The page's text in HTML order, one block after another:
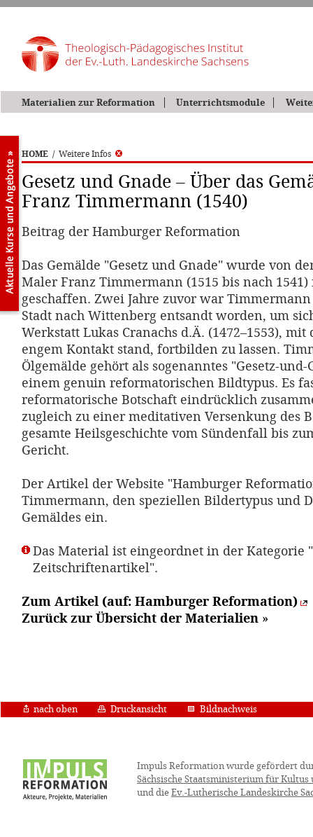
Materialien zur Reformation Unterrichtsmodule
HOME / Weitere Infos
Gesetz und Gnade – Über das
Franz Timmermann (1540)
Beitrag der Hamburger Reformation
Das Gemälde "Gesetz und Gnade" wurde von
Maler Franz Timmermann (1515 bis nach 1541)
geschaffen. Zwei Jahre zuvor war
Stadt nach Wittenberg entsandt worden, um
Werkstatt Lukas Cranachs d.Ä. (1472–1553),
engem Kontakt stand, fortbilden zu lassen.
Ölgemälde gehört als sogenanntes "Gesetz-
einem genuin reformatorischen Bildtypus. Es
reformatorische Botschaft eindrücklich
zugleich zu einer meditativen Versenkung des
gesamte Heilsgeschichte vom Sündenfall bis
Gericht.
Der Artikel der Website "Hamburger
Timmermann, den speziellen Bildertypus und
Gemäldes ein.
Das Material ist eingeordnet in der Kategorie
Zeitschriftenartikel".
Zum Artikel (auf: Hamburger Reformation)
Zurück zur Übersicht der Materialien »
nach oben Druckansicht Bildnachweis
Impuls Reformation wurde gefördert
Sächsische Staatsministerium für Kultus
und die Ev.-Lutherische Landeskirche